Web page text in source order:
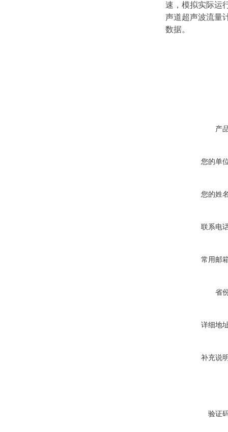
速，模拟实际运
声道超声波流量
数据。
产
您的单
您的姓
联系电
常用邮
省
详细地
补充说
验证